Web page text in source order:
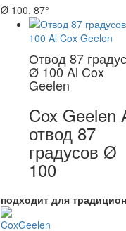
Ø 100, 87°
Отвод 87
Ø 100 Al Cox
Geelen
Cox Geelen
отвод 87
градусов Ø
100
подходит для